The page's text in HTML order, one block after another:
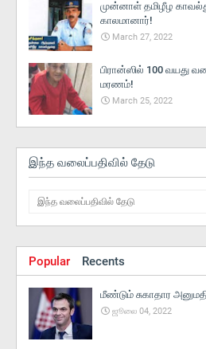
முன்னாள் தமிழீழ
காலமானார்!
March 27, 2022
பிரான்ஸில் 100 வயது
மரணம்!
March 25, 2022
இந்த வலைப்பதிவில் தேடு
Popular Recents
மீண்டும் சுகாதார
ஜூலை 04, 2022